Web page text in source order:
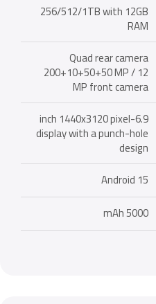
256/512/1TB with 12GB
RAM
Quad rear camera
200+10+50+50 MP / 12
MP front camera
6.9-inch 1440x3120 pixel
display with a punch-hole
design
Android 15
5000 mAh